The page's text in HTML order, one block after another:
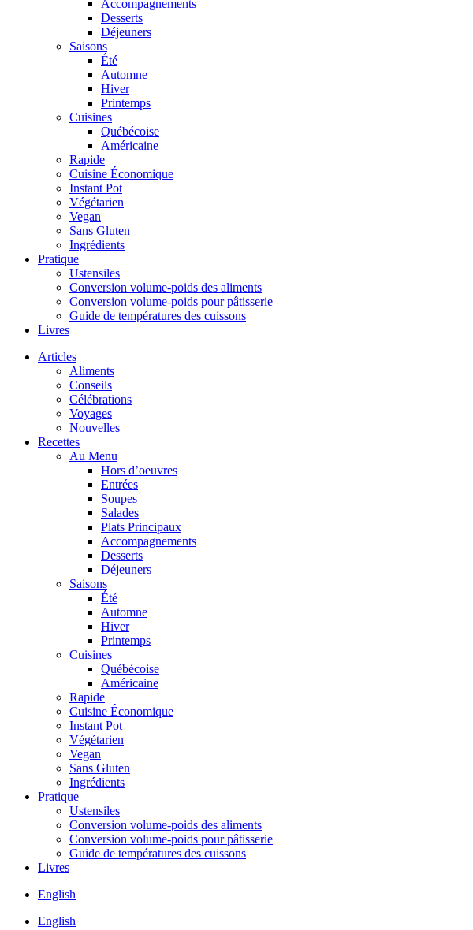
Accompagnements
Desserts
Déjeuners
Saisons
Été
Automne
Hiver
Printemps
Cuisines
Québécoise
Américaine
Rapide
Cuisine Économique
Instant Pot
Végétarien
Vegan
Sans Gluten
Ingrédients
Pratique
Ustensiles
Conversion volume-poids des aliments
Conversion volume-poids pour pâtisserie
Guide de températures des cuissons
Livres
Articles
Aliments
Conseils
Célébrations
Voyages
Nouvelles
Recettes
Au Menu
Hors d’oeuvres
Entrées
Soupes
Salades
Plats Principaux
Accompagnements
Desserts
Déjeuners
Saisons
Été
Automne
Hiver
Printemps
Cuisines
Québécoise
Américaine
Rapide
Cuisine Économique
Instant Pot
Végétarien
Vegan
Sans Gluten
Ingrédients
Pratique
Ustensiles
Conversion volume-poids des aliments
Conversion volume-poids pour pâtisserie
Guide de températures des cuissons
Livres
English
English